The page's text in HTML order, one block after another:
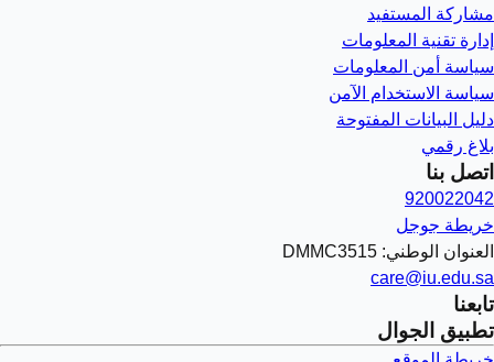
مشاركة المستفيد
إدارة تقنية المعلومات
سياسة أمن المعلومات
سياسة الاستخدام الآمن
دليل البيانات المفتوحة
بلاغ رقمي
اتصل بنا
920022042
خريطة جوجل
العنوان الوطني: DMMC3515
care@iu.edu.sa
تابعنا
تطبيق الجوال